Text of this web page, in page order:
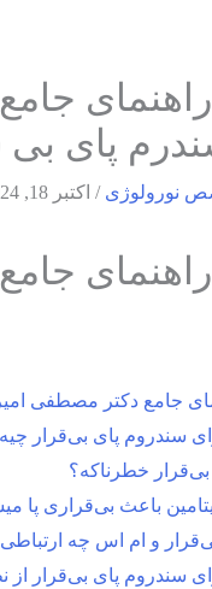
راهنمای
پای بی
نورولوژی/ اکتبر 18, 2024
راهنمای
جامع دکتر مصطفی
سندروم پای بی‌قرار
بی‌قرار خطرناکه؟
باعث بی‌قراری پا
و ام اس چه
سندروم پای بی‌قرار